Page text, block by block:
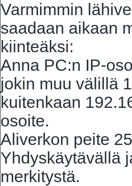
Varmimmin
saadaan aikaan
kiinteäksi:
Anna PC:n IP-
jokin muu välillä
kuitenkaan
osoite.
Aliverkon peite
Yhdyskäytävällä
merkitystä.